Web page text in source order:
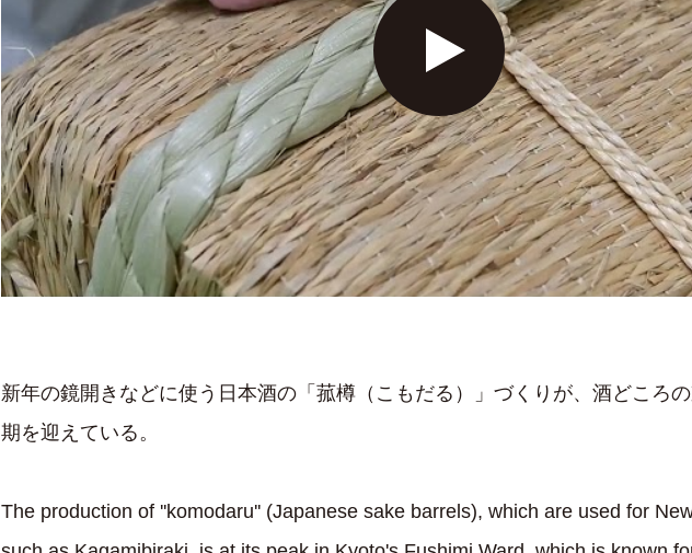
新年の鏡開きなどに使う日本酒の「菰樽（こもだる）」づくりが、酒どころ
期を迎えている。
The production of ''komodaru'' (Japanese sake barrels), which are used for